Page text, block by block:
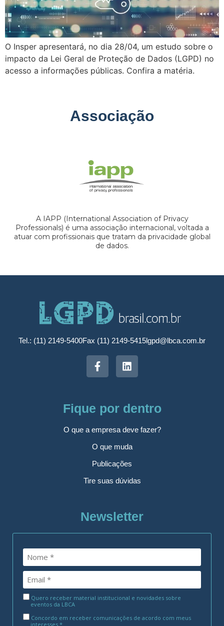
O Insper apresentará, no dia 28/04, um estudo sobre o
impacto da Lei Geral de Proteção de Dados (LGPD) no
acesso a informações públicas. Confira a matéria.
Associação
A IAPP (International Association of Privacy
Professionals) é uma associação internacional, voltada a
atuar com profissionais que tratam da privacidade global
de dados.
Tel.: (11) 2149-5400Fax (11) 2149-5415lgpd@lbca.com.br
Fique por dentro
O que a empresa deve fazer?
O que muda
Publicações
Tire suas dúvidas
Newsletter
Quero receber material institucional e novidades sobre
eventos da LBCA
Concordo em receber comunicações de acordo com meus
interesses.*